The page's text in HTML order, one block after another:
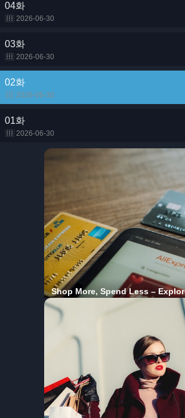
04화
2026-06-30
03화
2026-06-30
02화
2026-06-30
01화
2026-06-30